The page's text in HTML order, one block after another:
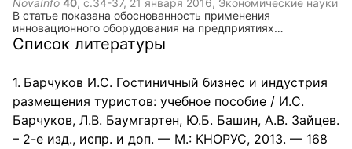
NovaInfo 40, с.34-37, 21 января 2016, Экономические науки
В статье показана обоснованность применения
инновационного оборудования на предприятиях
общественного питания с точки зрения их экономического
развития. Рассмотрены отдельные виды инновационного
характеристика оборудования. Выделены положительные
стороны использования инновационного оборудования.
Список литературы
Барчуков И.С. Гостиничный бизнес и индустрия
размещения туристов: учебное пособие / И.С.
Барчуков, Л.В. Баумгартен, Ю.Б. Башин, А.В. Зайцев.
– 2-е изд., испр. и доп. — М.: КНОРУС, 2013. — 168